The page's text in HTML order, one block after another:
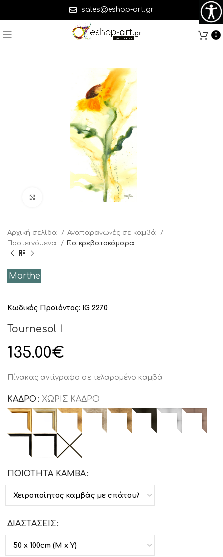
sales@eshop-art.gr
0
Αρχική σελίδα
Αναπαραγωγές σε καμβά
Προτειvόμενα
Για κρεβατοκάμαρα
Marthe
Κωδικός Προϊόντος: IG 2270
Tournesol I
135.00€
Πίνακας αντίγραφο σε τελαρομένο καμβά
ΚΑΔΡΟ ΧΩΡΙΣ ΚΑΔΡΟ
ΠΟΙΟΤΗΤΑ ΚΑΜΒΑ
ΔΙΑΣΤΑΣΕΙΣ